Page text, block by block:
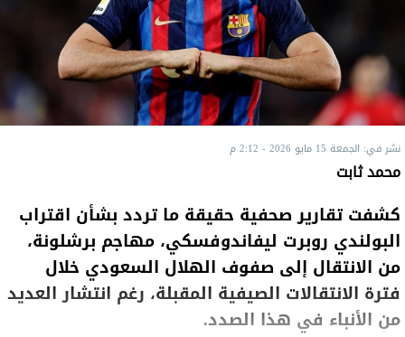
نشر في: الجمعة 15 مايو 2026 - 2:12 م
محمد ثابت
كشفت تقارير صحفية حقيقة ما تردد بشأن اقتراب
البولندي روبرت ليفاندوفسكي، مهاجم برشلونة،
من الانتقال إلى صفوف الهلال السعودي خلال
فترة الانتقالات الصيفية المقبلة، رغم انتشار العديد
من الأنباء في هذا الصدد.